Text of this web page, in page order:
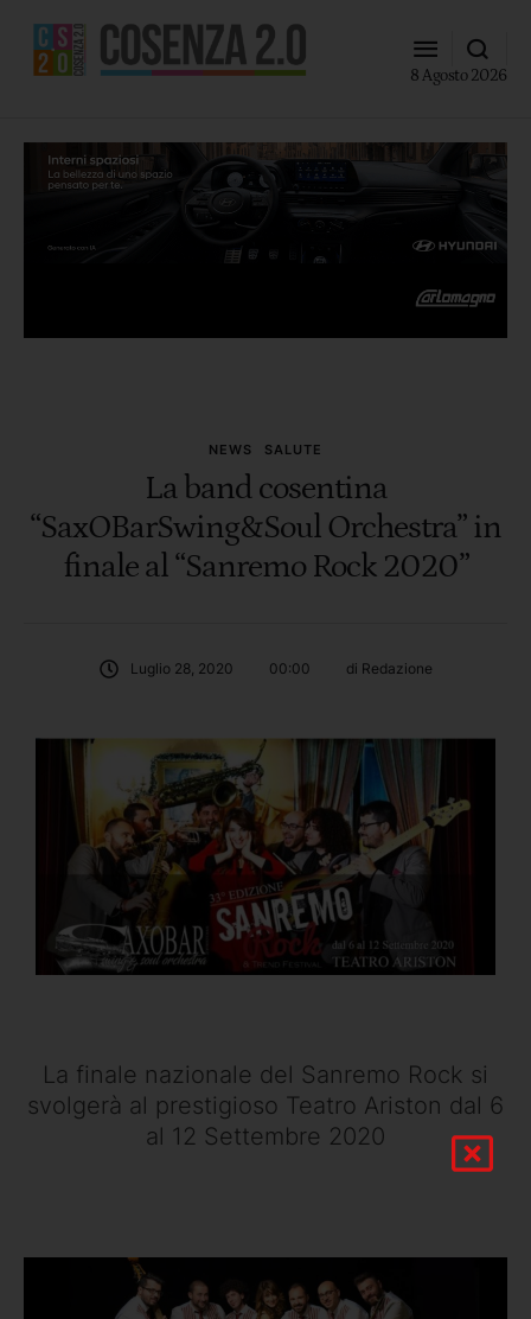
8 Agosto 2026
NEWS SALUTE
La band cosentina
“SaxOBarSwing&Soul Orchestra” in
finale al “Sanremo Rock 2020”
Luglio 28, 2020 00:00 di Redazione
La finale nazionale del Sanremo Rock si
svolgerà al prestigioso Teatro Ariston dal 6
al 12 Settembre 2020